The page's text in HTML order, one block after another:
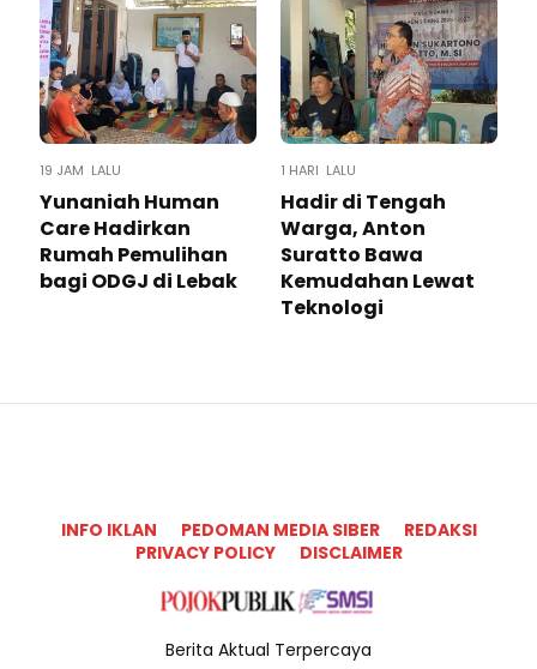
19 JAM LALU
Yunaniah Human
Care Hadirkan
Rumah Pemulihan
bagi ODGJ di Lebak
1 HARI LALU
Hadir di Tengah
Warga, Anton
Suratto Bawa
Kemudahan Lewat
Teknologi ​
INFO IKLAN PEDOMAN MEDIA SIBER
REDAKSI
PRIVACY POLICY
DISCLAIMER
Berita Aktual Terpercaya